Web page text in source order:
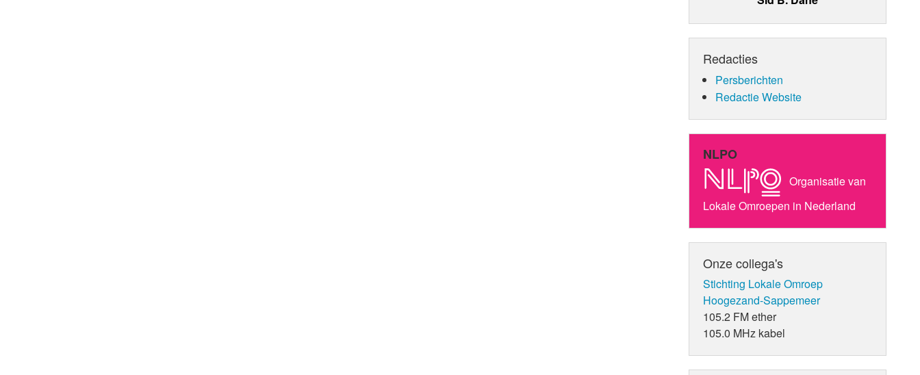
Redacties
Persberichten
Redactie Website
NLPO
Organisatie van
Lokale Omroepen in Nederland
Onze collega's
Stichting Lokale Omroep
Hoogezand-Sappemeer
105.2 FM ether
105.0 MHz kabel